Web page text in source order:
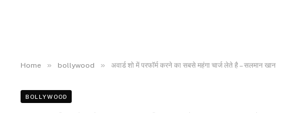
Home » bollywood » अवार्ड शो में परफॉर्म करने का सबसे महंगा चार्ज लेते है – सलमान खान
BOLLYWOOD